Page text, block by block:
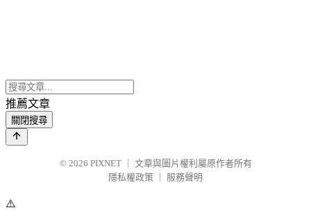
推薦文章
關閉搜尋
© 2026 PIXNET
文章與圖片權利屬原作者所有
隱私權政策
服務聲明
⚠️